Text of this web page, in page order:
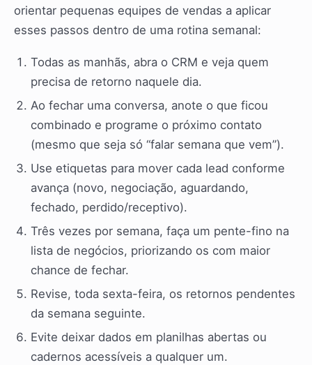
orientar pequenas equipes de vendas a aplicar
esses passos dentro de uma rotina semanal:
Todas as manhãs, abra o CRM e veja quem
precisa de retorno naquele dia.
Ao fechar uma conversa, anote o que ficou
combinado e programe o próximo contato
(mesmo que seja só “falar semana que vem”).
Use etiquetas para mover cada lead conforme
avança (novo, negociação, aguardando,
fechado, perdido/receptivo).
Três vezes por semana, faça um pente-fino na
lista de negócios, priorizando os com maior
chance de fechar.
Revise, toda sexta-feira, os retornos pendentes
da semana seguinte.
Evite deixar dados em planilhas abertas ou
cadernos acessíveis a qualquer um.